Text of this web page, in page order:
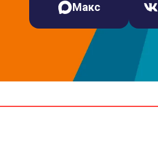
Макс